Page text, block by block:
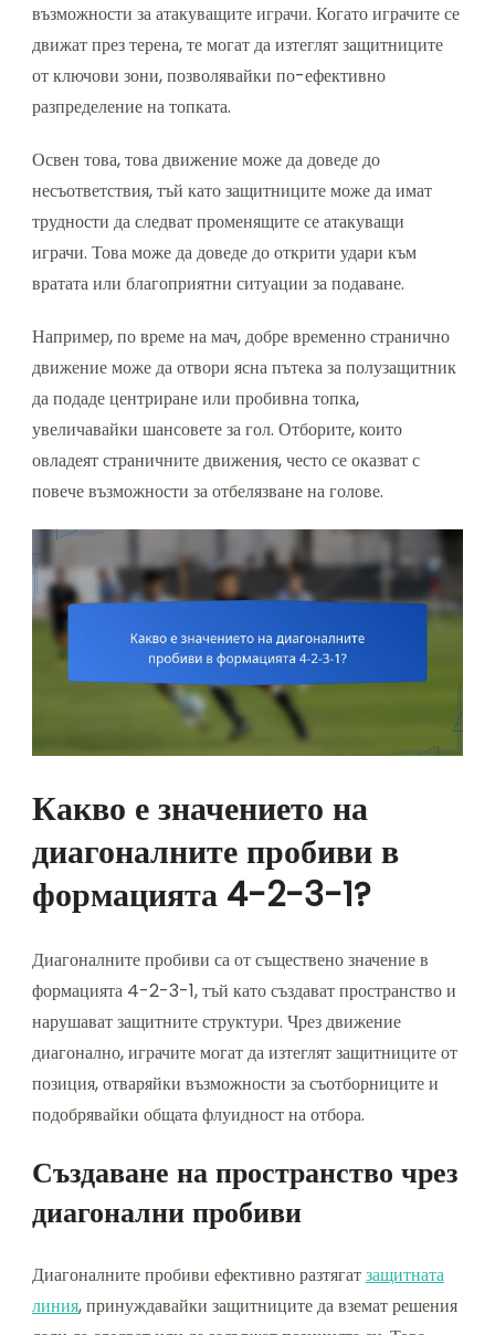
възможности за атакуващите играчи. Когато играчите се
движат през терена, те могат да изтеглят защитниците
от ключови зони, позволявайки по-ефективно
разпределение на топката.
Освен това, това движение може да доведе до
несъответствия, тъй като защитниците може да имат
трудности да следват променящите се атакуващи
играчи. Това може да доведе до открити удари към
вратата или благоприятни ситуации за подаване.
Например, по време на мач, добре временно странично
движение може да отвори ясна пътека за полузащитник
да подаде центриране или пробивна топка,
увеличавайки шансовете за гол. Отборите, които
овладеят страничните движения, често се оказват с
повече възможности за отбелязване на голове.
Какво е значението на
диагоналните пробиви в
формацията 4-2-3-1?
Диагоналните пробиви са от съществено значение в
формацията 4-2-3-1, тъй като създават пространство и
нарушават защитните структури. Чрез движение
диагонално, играчите могат да изтеглят защитниците от
позиция, отваряйки възможности за съотборниците и
подобрявайки общата флуидност на отбора.
Създаване на пространство чрез
диагонални пробиви
Диагоналните пробиви ефективно разтягатзащитната
линия, принуждавайки защитниците да вземат решения